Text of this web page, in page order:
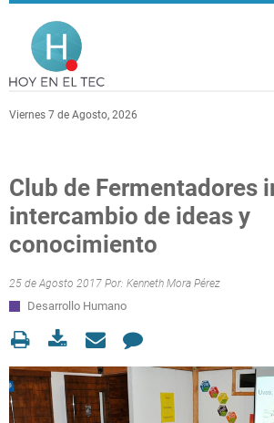
Pasar al contenido principal
Viernes 7 de Agosto, 2026
Club de Fermentadores
intercambio de ideas y
conocimiento
25 de Agosto 2017 Por: Kenneth Mora Pérez
Desarrollo Humano